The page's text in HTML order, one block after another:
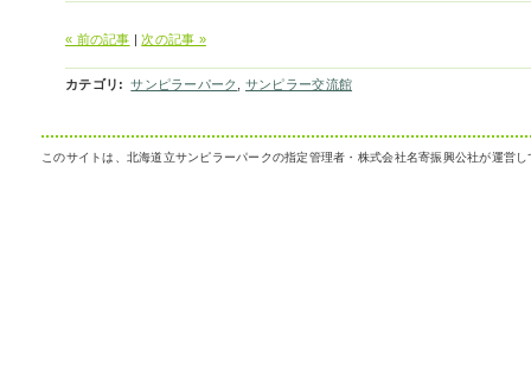
« 前の記事 |次の記事 »
カテゴリ : サンピラーパーク サンピラー交流館
このサイトは、北海道立サンピラーパークの指定管理者・株式会社名寄振興公社が運営